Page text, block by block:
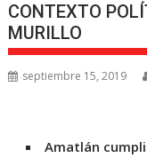
CONTEXTO
MURILLO
septiembre 15, 2019
Amatlán